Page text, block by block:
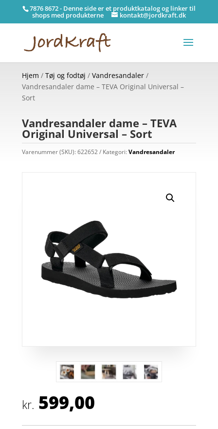
7876 8672 - Denne side er et produktkatalog og linker til
shops med produkterne kontakt@jordkraft.dk
Hjem / Tøj og fodtøj / Vandresandaler/
Vandresandaler dame – TEVA Original Universal –
Sort
Vandresandaler dame – TEVA
Original Universal – Sort
Varenummer (SKU):622652 Kategori:Vandresandaler
kr. 599,00